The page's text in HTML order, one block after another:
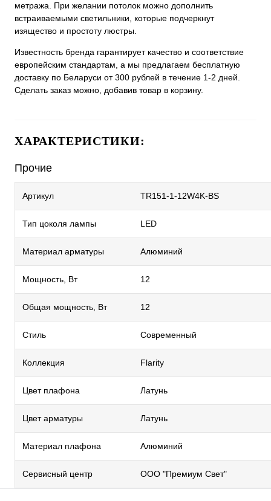
метража. При желании потолок можно дополнить
встраиваемыми светильники, которые подчеркнут
изящество и простоту люстры.
Известность бренда гарантирует качество и соответствие
европейским стандартам, а мы предлагаем бесплатную
доставку по Беларуси от 300 рублей в течение 1-2 дней.
Сделать заказ можно, добавив товар в корзину.
ХАРАКТЕРИСТИКИ:
Прочие
Артикул TR151-1-12W4K-BS
Тип цоколя лампы LED
Материал арматуры Алюминий
Мощность, Вт 12
Общая мощность, Вт 12
Стиль Современный
Коллекция Flarity
Цвет плафона Латунь
Цвет арматуры Латунь
Материал плафона Алюминий
Сервисный центр ООО "Премиум Свет"